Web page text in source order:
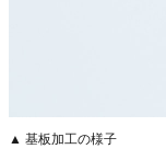
▲ 基板加工の様子